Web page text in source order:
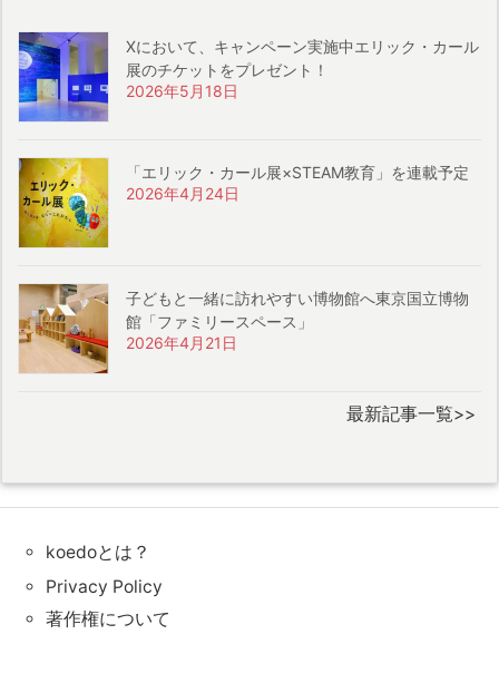
Xにおいて、キャンペーン実施中エリック・カール
展のチケットをプレゼント！
2026年5月18日
「エリック・カール展×STEAM教育」を連載予定
2026年4月24日
子どもと一緒に訪れやすい博物館へ東京国立博物
館「ファミリースペース」
2026年4月21日
最新記事一覧>>
koedoとは？
Privacy Policy
著作権について